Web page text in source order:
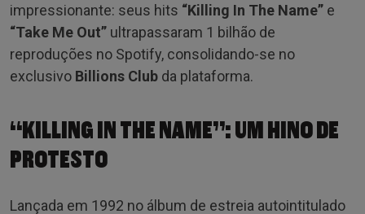
impressionante: seus hits “Killing In The Name” e
“Take Me Out” ultrapassaram 1 bilhão de
reproduções no Spotify, consolidando-se no
exclusivo Billions Club da plataforma.
“KILLING IN THE NAME”: UM HINO DE
PROTESTO
Lançada em 1992 no álbum de estreia autointitulado